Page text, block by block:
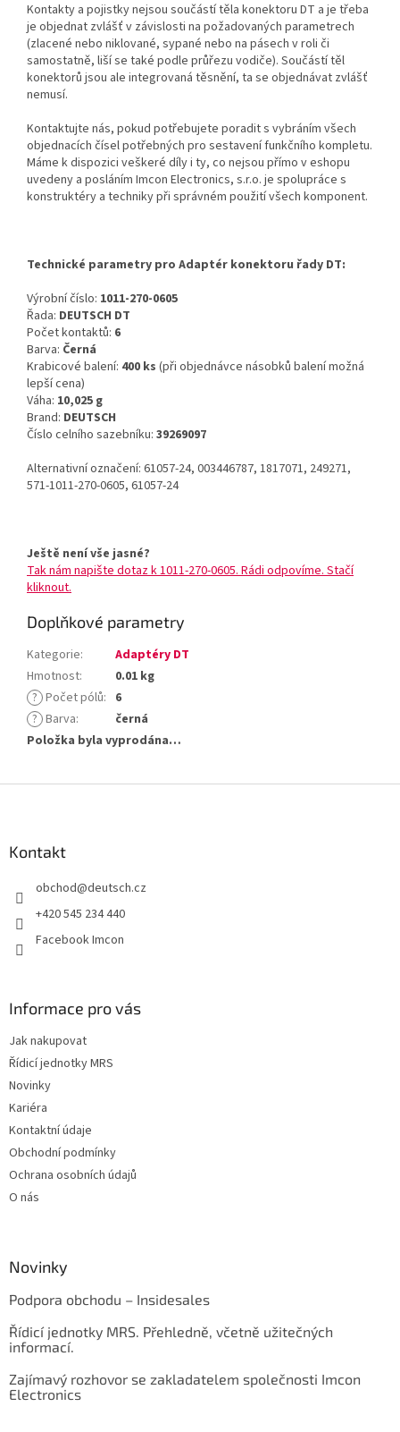
Kontakty a pojistky nejsou součástí těla konektoru DT a je třeba
je objednat zvlášť v závislosti na požadovaných parametrech
(zlacené nebo niklované, sypané nebo na pásech v roli či
samostatně, liší se také podle průřezu vodiče). Součástí těl
konektorů jsou ale integrovaná těsnění, ta se objednávat zvlášť
nemusí.
Kontaktujte nás, pokud potřebujete poradit s vybráním všech
objednacích čísel potřebných pro sestavení funkčního kompletu.
Máme k dispozici veškeré díly i ty, co nejsou přímo v eshopu
uvedeny a posláním Imcon Electronics, s.r.o. je spolupráce s
konstruktéry a techniky při správném použití všech komponent.
Technické parametry pro Adaptér konektoru řady DT:
Výrobní číslo: 1011-270-0605
Řada: DEUTSCH DT
Počet kontaktů: 6
Barva: Černá
Krabicové balení: 400 ks (při objednávce násobků balení možná
lepší cena)
Váha: 10,025 g
Brand: DEUTSCH
Číslo celního sazebníku: 39269097
Alternativní označení: 61057-24, 003446787, 1817071, 249271,
571-1011-270-0605, 61057-24
Ještě není vše jasné?
Tak nám napište dotaz k 1011-270-0605. Rádi odpovíme. Stačí
kliknout.
Doplňkové parametry
Kategorie:
Adaptéry DT
Hmotnost:
0.01 kg
? Počet pólů: 6
? Barva:
černá
Položka byla vyprodána…
Kontakt
obchod@deutsch.cz
+420 545 234 440
Facebook Imcon
Informace pro vás
Jak nakupovat
Řídicí jednotky MRS
Novinky
Kariéra
Kontaktní údaje
Obchodní podmínky
Ochrana osobních údajů
O nás
Novinky
Podpora obchodu – Insidesales
Řídicí jednotky MRS. Přehledně, včetně užitečných
informací.
Zajímavý rozhovor se zakladatelem společnosti Imcon
Electronics